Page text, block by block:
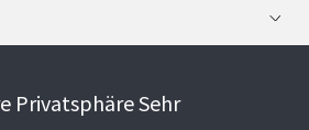
Privatsphäre Sehr